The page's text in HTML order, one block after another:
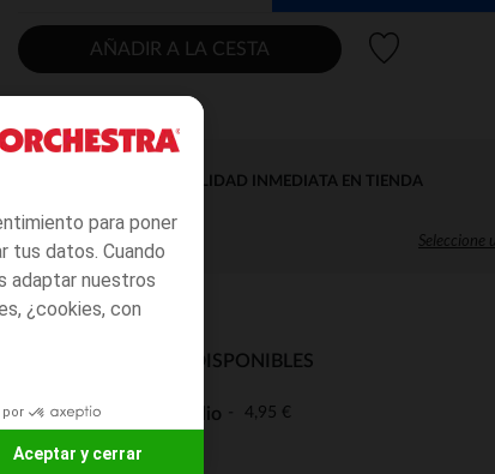
para poner
tus datos. Cuando
adaptar nuestros
¿cookies, con
Aceptar y cerrar
AÑADIR A LA CESTA
DISPONIBILIDAD INMEDIATA EN TIENDA
MODOS DE ENVÍO DISPONIBLES
Entrega a domicilio 4,95 €